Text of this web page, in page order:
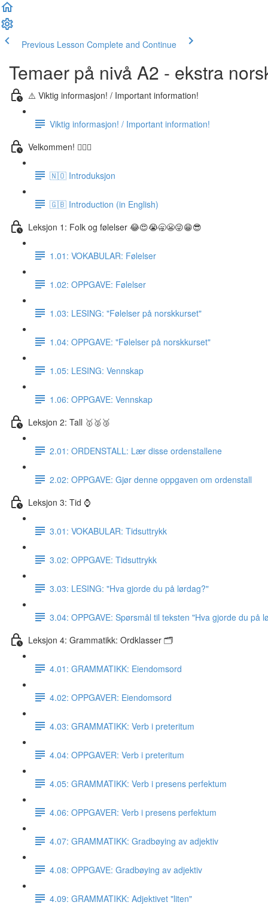
Previous Lesson Complete and Continue
Temaer på nivå A2 - ekstra
⚠️ Viktig informasjon! / Important information!
Viktig informasjon! / Important information!
Velkommen! 🙋🏼‍♂️
🇳🇴 Introduksjon
🇬🇧 Introduction (in English)
Leksjon 1: Folk og følelser 😂😍😭🥱😬😜😁😎
1.01: VOKABULAR: Følelser
1.02: OPPGAVE: Følelser
1.03: LESING: "Følelser på norskkurset"
1.04: OPPGAVE: "Følelser på norskkurset"
1.05: LESING: Vennskap
1.06: OPPGAVE: Vennskap
Leksjon 2: Tall 🥇🥈🥉
2.01: ORDENSTALL: Lær disse ordenstallene
2.02: OPPGAVE: Gjør denne oppgaven om ordenstall
Leksjon 3: Tid ⌚️
3.01: VOKABULAR: Tidsuttrykk
3.02: OPPGAVE: Tidsuttrykk
3.03: LESING: "Hva gjorde du på lørdag?"
3.04: OPPGAVE: Spørsmål til teksten "Hva gjorde du på
Leksjon 4: Grammatikk: Ordklasser 🗂
4.01: GRAMMATIKK: Eiendomsord
4.02: OPPGAVER: Eiendomsord
4.03: GRAMMATIKK: Verb i preteritum
4.04: OPPGAVER: Verb i preteritum
4.05: GRAMMATIKK: Verb i presens perfektum
4.06: OPPGAVER: Verb i presens perfektum
4.07: GRAMMATIKK: Gradbøying av adjektiv
4.08: OPPGAVE: Gradbøying av adjektiv
4.09: GRAMMATIKK: Adjektivet "liten"